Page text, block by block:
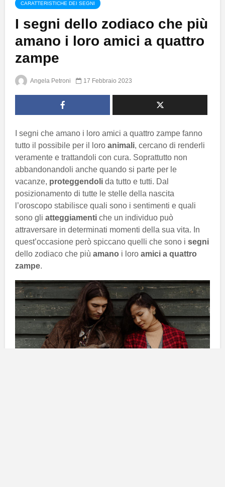
CARATTERISTICHE DEI SEGNI
I segni dello zodiaco che più
amano i loro amici a quattro
zampe
Angela Petroni 17 Febbraio 2023
I segni che amano i loro amici a quattro zampe fanno
tutto il possibile per il loro animali, cercano di renderli
veramente e trattandoli con cura. Soprattutto non
abbandonandoli anche quando si parte per le
vacanze, proteggendoli da tutto e tutti. Dal
posizionamento di tutte le stelle della nascita
l’oroscopo stabilisce quali sono i sentimenti e quali
sono gli atteggiamenti che un individuo può
attraversare in determinati momenti della sua vita. In
quest’occasione però spiccano quelli che sono i segni
dello zodiaco che più amano i loro amici a quattro
zampe.